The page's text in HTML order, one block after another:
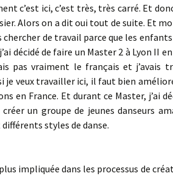
c’est ici, c’est très, très carré. Et
Alors on a dit oui tout de suite. Et
chercher de travail parce que les
décidé de faire un Master 2 à Lyon II
pas vraiment le français et j’avais
je veux travailler ici, il faut bien
en France. Et durant ce Master, j’ai
un groupe de jeunes danseurs
styles de danse.
impliquée dans les processus de